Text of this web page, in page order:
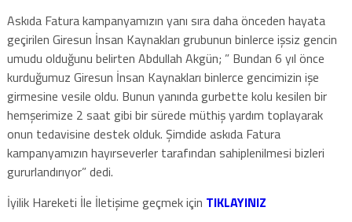
Askıda Fatura kampanyamızın yanı sıra daha önceden hayata
geçirilen Giresun İnsan Kaynakları grubunun binlerce işsiz gencin
umudu olduğunu belirten Abdullah Akgün; ” Bundan 6 yıl önce
kurduğumuz Giresun İnsan Kaynakları binlerce gencimizin işe
girmesine vesile oldu. Bunun yanında gurbette kolu kesilen bir
hemşerimize 2 saat gibi bir sürede müthiş yardım toplayarak
onun tedavisine destek olduk. Şimdide askıda Fatura
kampanyamızın hayırseverler tarafından sahiplenilmesi bizleri
gururlandırıyor” dedi.
İyilik Hareketi İle İletişime geçmek için TIKLAYINIZ